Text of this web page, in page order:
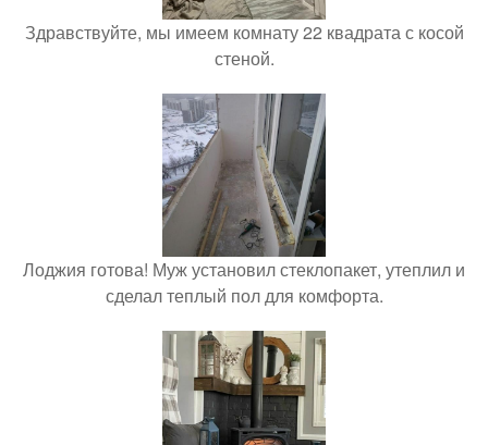
Здравствуйте, мы имеем комнату 22 квадрата с косой
стеной.
Лоджия готова! Муж установил стеклопакет, утеплил и
сделал теплый пол для комфорта.